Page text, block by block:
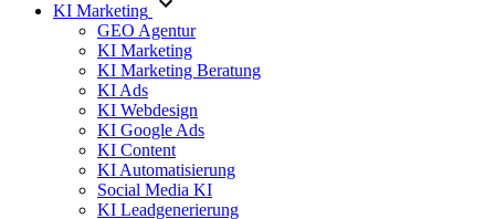
KI Marketing
GEO Agentur
KI Marketing
KI Marketing Beratung
KI Ads
KI Webdesign
KI Google Ads
KI Content
KI Automatisierung
Social Media KI
KI Leadgenerierung